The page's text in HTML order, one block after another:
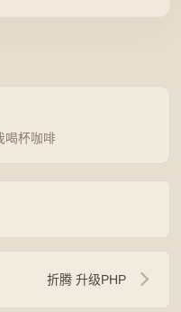
喝杯咖啡
折腾 升级PHP